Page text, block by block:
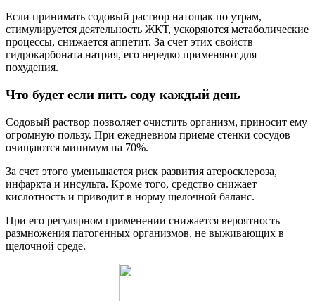
Если принимать содовый раствор натощак по утрам,
стимулируется деятельность ЖКТ, ускоряются метаболические
процессы, снижается аппетит. За счет этих свойств
гидрокарбоната натрия, его нередко применяют для
похудения.
Что будет если пить соду каждый день
Содовый раствор позволяет очистить организм, приносит ему
огромную пользу. При ежедневном приеме стенки сосудов
очищаются минимум на 70%.
За счет этого уменьшается риск развития атеросклероза,
инфаркта и инсульта. Кроме того, средство снижает
кислотность и приводит в норму щелочной баланс.
При его регулярном применении снижается вероятность
размножения патогенных организмов, не выживающих в
щелочной среде.